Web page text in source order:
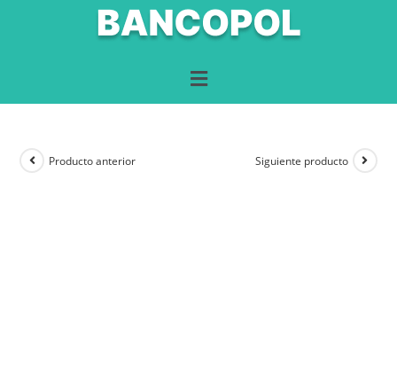
Producto anterior Siguiente producto